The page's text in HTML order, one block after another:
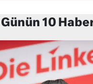
Günün 10